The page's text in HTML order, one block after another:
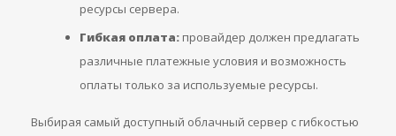
ресурсы сервера.
Гибкая оплата: провайдер должен предлагать
различные платежные условия и возможность
оплаты только за используемые ресурсы.
Выбирая самый доступный облачный сервер с гибкостью